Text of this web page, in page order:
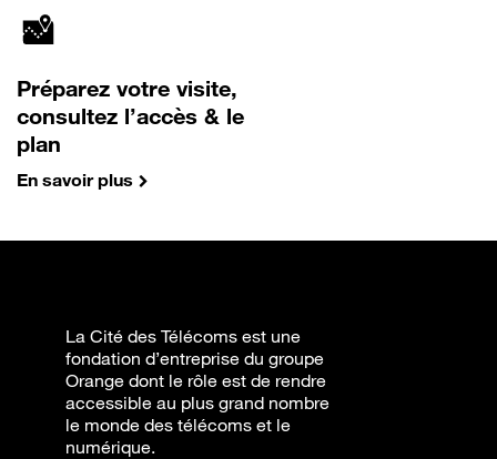
Préparez votre visite,
consultez l’accès & le
plan
En savoir plus
La Cité des Télécoms est une
fondation d’entreprise du groupe
Orange dont le rôle est de rendre
accessible au plus grand nombre
le monde des télécoms et le
numérique.